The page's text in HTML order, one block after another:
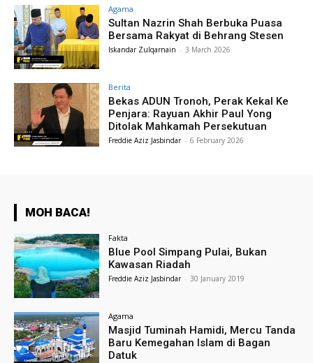
Agama
Sultan Nazrin Shah Berbuka Puasa
Bersama Rakyat di Behrang Stesen
Iskandar Zulqarnain - 3 March 2026
Berita
Bekas ADUN Tronoh, Perak Kekal Ke
Penjara: Rayuan Akhir Paul Yong
Ditolak Mahkamah Persekutuan
Freddie Aziz Jasbindar - 6 February 2026
MOH BACA!
Fakta
Blue Pool Simpang Pulai, Bukan
Kawasan Riadah
Freddie Aziz Jasbindar - 30 January 2019
Agama
Masjid Tuminah Hamidi, Mercu Tanda
Baru Kemegahan Islam di Bagan
Datuk